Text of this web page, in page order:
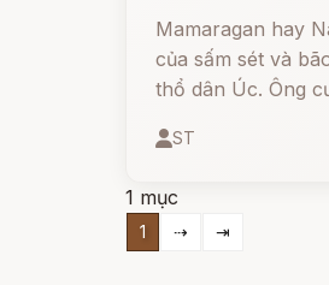
Mamaragan hay
của sấm sét và
thổ dân Úc. Ông
(rìu) đá vào đầu,
ST
1 mục
1 ⇢ ⇥